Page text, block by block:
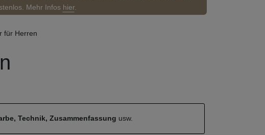
Mehr Infos hier.
für Herren
Technik, Zusammenfassung usw.